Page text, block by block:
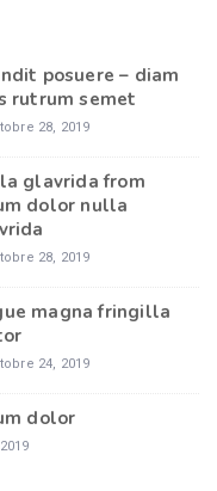
posuere – diam
rutrum semet
28, 2019
glavrida from
dolor nulla
28, 2019
magna fringilla
24, 2019
dolor